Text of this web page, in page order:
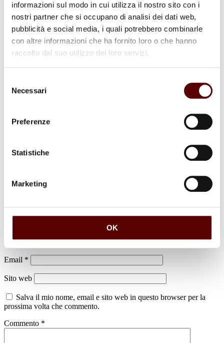
informazioni sul modo in cui utilizza il nostro sito con i
nostri partner che si occupano di analisi dei dati web,
pubblicità e social media, i quali potrebbero combinarle
con altre informazioni che ha fornito loro o che hanno
raccolto dal suo utilizzo dei loro servizi.
delNecessari
Preferenze
Statistiche
Marketing
OK
Maria Lorenzoni
Il tuo indirizzo email non sarà pubblicato. I campi obbligatori sono
Nome*
Email *
Sito web
Salva il mio nome, email e sito web in questo browser per la
prossima volta che commento.
Commento *